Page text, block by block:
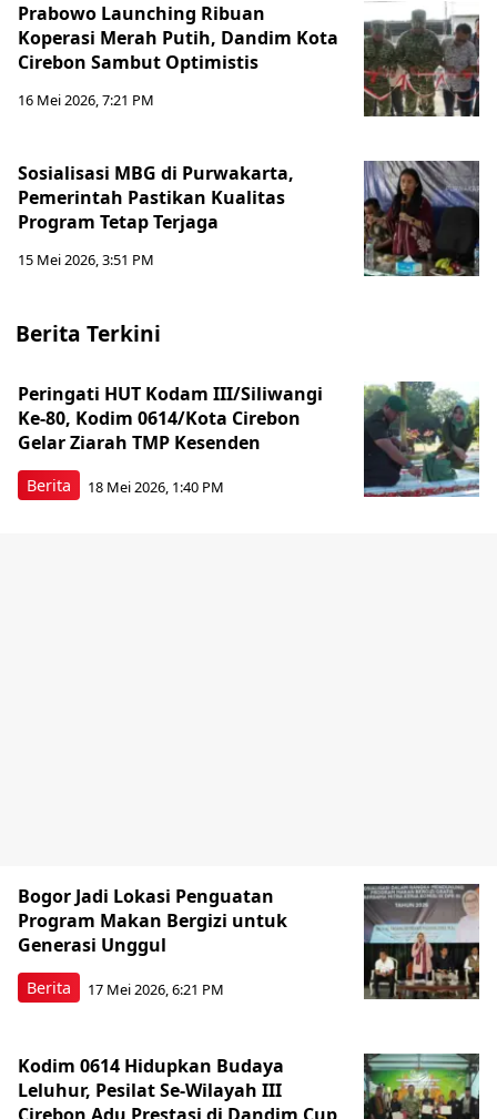
Prabowo Launching Ribuan
Koperasi Merah Putih, Dandim Kota
Cirebon Sambut Optimistis
16 Mei 2026, 7:21 PM
Sosialisasi MBG di Purwakarta,
Pemerintah Pastikan Kualitas
Program Tetap Terjaga
15 Mei 2026, 3:51 PM
Berita Terkini
Berita
Peringati HUT Kodam III/Siliwangi
Ke-80, Kodim 0614/Kota Cirebon
Gelar Ziarah TMP Kesenden
18 Mei 2026, 1:40 PM
Berita
Bogor Jadi Lokasi Penguatan
Program Makan Bergizi untuk
Generasi Unggul
17 Mei 2026, 6:21 PM
Kodim 0614 Hidupkan Budaya
Leluhur, Pesilat Se-Wilayah III